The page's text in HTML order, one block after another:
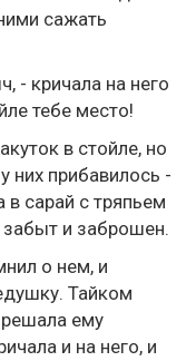
сажать
- кричала на него
тебе место!
в стойле, но
них прибавилось -
в сарай с тряпьем
и заброшен.
о нем, и
Тайком
ему
и на него, и